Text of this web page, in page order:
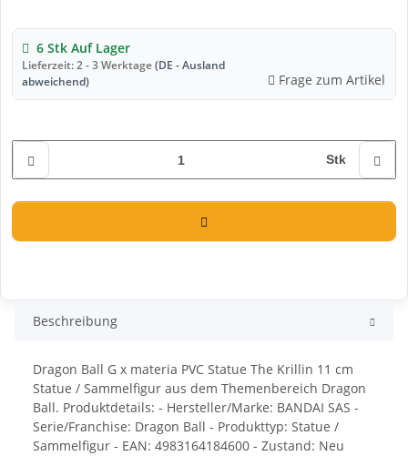
6 Stk Auf Lager
Lieferzeit:2 - 3 Werktage(DE - Ausland
abweichend)
Frage zum Artikel
Stk
Beschreibung
Dragon Ball G x materia PVC Statue The Krillin 11 cm
Statue / Sammelfigur aus dem Themenbereich Dragon
Ball. Produktdetails: - Hersteller/Marke: BANDAI SAS -
Serie/Franchise: Dragon Ball - Produkttyp: Statue /
Sammelfigur - EAN: 4983164184600 - Zustand: Neu